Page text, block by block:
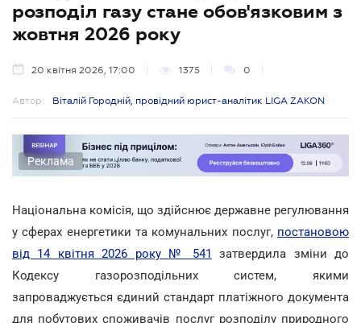
розподіл газу стане обов'язковим з
жовтня 2026 року
20 квітня 2026, 17:00 1375 0
Автор: Віталій Городній, провідний юрист-аналітик LIGA ZAKON
Реклама
Національна комісія, що здійснює державне регулювання
у сферах енергетики та комунальних послуг, постановою
від 14 квітня 2026 року № 541
затвердила зміни до
Кодексу газорозподільних систем, якими
запроваджується єдиний стандарт платіжного документа
для побутових споживачів послуг розподілу природного